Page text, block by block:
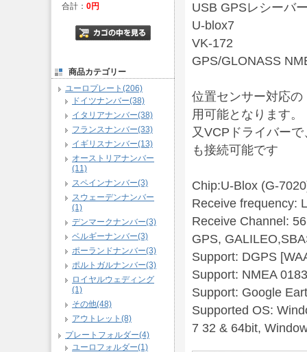
合計： 0円
商品カテゴリー
ユーロプレート(206)
ドイツナンバー(38)
イタリアナンバー(38)
フランスナンバー(33)
イギリスナンバー(13)
オーストリアナンバー
(11)
スペインナンバー(3)
スウェーデンナンバー
(1)
デンマークナンバー(3)
ベルギーナンバー(3)
ポーランドナンバー(3)
ポルトガルナンバー(3)
ロイヤルウェディング
(1)
その他(48)
アウトレット(8)
プレートフォルダー(4)
ユーロフォルダー(1)
USB GPSレシーバ
U-blox7
VK-172
GPS/GLONASS
位置センサー対応
用可能となります。
又VCPドライバー
も接続可能です
Chip:U-Blox (G-
Receive frequency:
Receive Channel:
GPS,
Support: DGPS
Support: NMEA 0183
Support: Google
Supported OS:
7 32 & 64bit,